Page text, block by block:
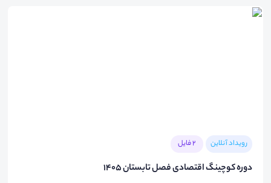
رویداد آنلاین 2 فایل
دوره کوچینگ اقتصادی فصل تابستان 1405